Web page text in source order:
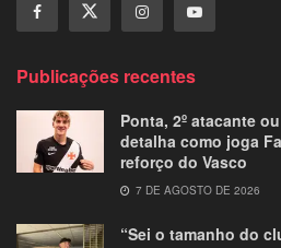
Publicações recentes
Ponta, 2º atacante
detalha como joga
reforço do Vasco
7 DE AGOSTO DE 2026
“Sei o tamanho do